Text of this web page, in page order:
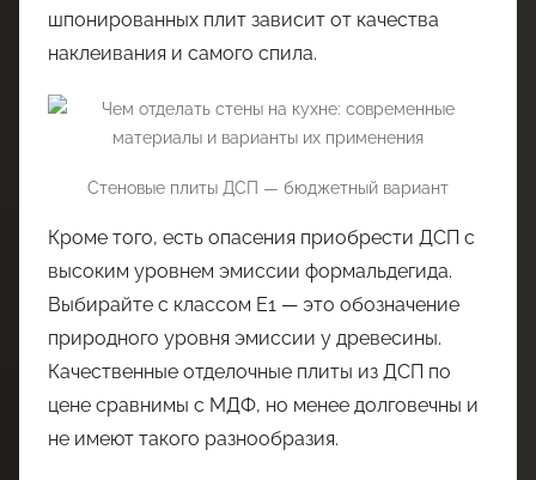
шпонированных плит зависит от качества
наклеивания и самого спила.
Стеновые плиты ДСП — бюджетный вариант
Кроме того, есть опасения приобрести ДСП с
высоким уровнем эмиссии формальдегида.
Выбирайте с классом Е1 — это обозначение
природного уровня эмиссии у древесины.
Качественные отделочные плиты из ДСП по
цене сравнимы с МДФ, но менее долговечны и
не имеют такого разнообразия.